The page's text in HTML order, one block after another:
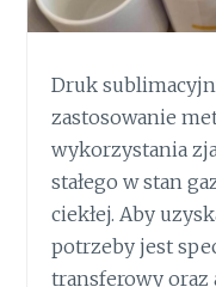
Druk
zastosowanie
wykorzystania
stałego w stan
ciekłej. Aby
potrzeby jest
transferowy oraz